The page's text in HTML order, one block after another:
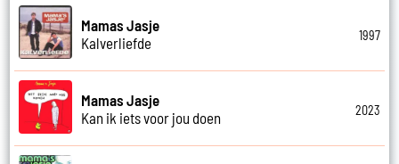
Mamas Jasje
Kalverliefde
1997
Mamas Jasje
Kan ik iets voor jou doen
2023